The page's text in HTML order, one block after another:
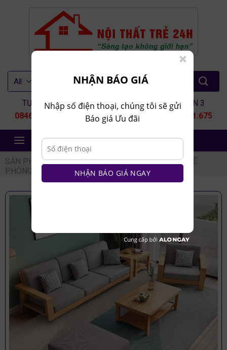
TƯ VẤN 1
0846.80.9999
TƯ VẤN 2
0935.435.286
TƯ VẤN 3
0964.651.675
NỘI THẤT TRẺ 24H
SẢN PHẨM / NỘI THẤT PHÒNG KHÁCH / BÀN GHẾ
PHÒNG KHÁCH
BỘ BÀN GHẾ GỖ
NHẬN BÁO GIÁ
Nhập số điện thoại, chúng tôi sẽ gửi
Báo giá Ưu đãi
NHẬN BÁO GIÁ NGAY